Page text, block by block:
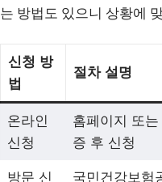
는 방법도 있으니 상황에
신청 방
법
절차 설명
온라인
신청
홈페이지 또
증 후 신청
방문 신 국민건강보험